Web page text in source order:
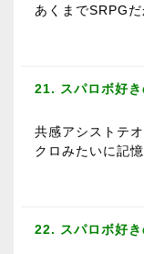
あくまでSRPG
21. スパロボ好
共感アシストテ
クロみたいに記
22. スパロボ好